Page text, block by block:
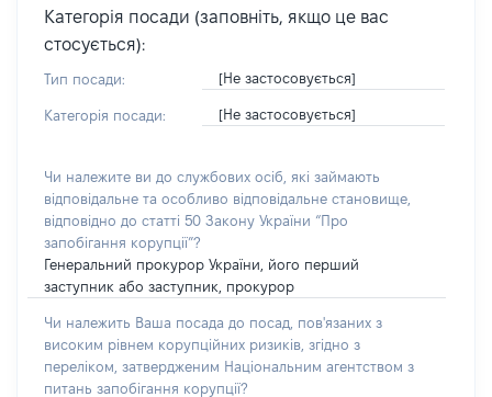
Категорія посади (заповніть, якщо це вас
стосується):
Тип посади: [Не застосовується]
Категорія посади: [Не застосовується]
Чи належите ви до службових осіб, які займають
відповідальне та особливо відповідальне становище,
відповідно до статті 50 Закону України “Про
запобігання корупції”?
Генеральний прокурор України, його перший
заступник або заступник, прокурор
Чи належить Ваша посада до посад, пов'язаних з
високим рівнем корупційних ризиків, згідно з
переліком, затвердженим Національним агентством з
питань запобігання корупції?